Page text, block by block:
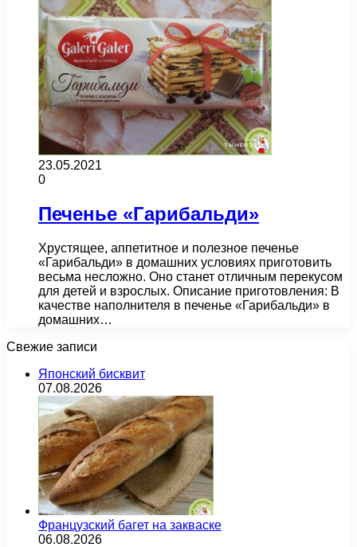
23.05.2021
0
Печенье «Гарибальди»
Хрустящее, аппетитное и полезное печенье
«Гарибальди» в домашних условиях приготовить
весьма несложно. Оно станет отличным перекусом
для детей и взрослых. Описание приготовления: В
качестве наполнителя в печенье «Гарибальди» в
домашних…
Свежие записи
Японский бисквит
07.08.2026
Французский багет на закваске
06.08.2026